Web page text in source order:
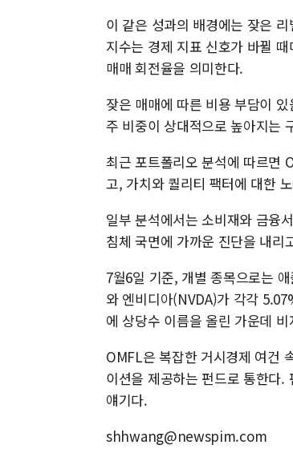
이 같은 성과의 배경에는 잦은
지수는 경제 지표 신호가 바뀔
매매 회전율을 의미한다.
잦은 매매에 따른 비용 부담이
주 비중이 상대적으로 높아지는
최근 포트폴리오 분석에 따르면
고, 가치와 퀄리티 팩터에 대한
일부 분석에서는 소비재와 금융
침체 국면에 가까운 진단을 내리
7월6일 기준, 개별 종목으로는
와 엔비디아(NVDA)가 각각
에 상당수 이름을 올린 가운데
OMFL은 복잡한 거시경제 여건
이션을 제공하는 펀드로 통한다
얘기다.
shhwang@newspim.com